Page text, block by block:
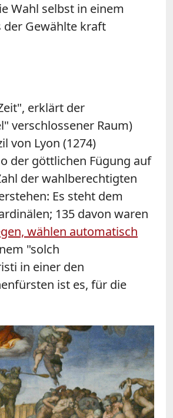
Wahl selbst in einem
Gewählte kraft
erklärt der
verschlossener Raum)
von Lyon (1274)
der göttlichen Fügung auf
der wahlberechtigten
Es steht dem
135 davon waren
wählen automatisch
"solch
in einer den
ist es, für die